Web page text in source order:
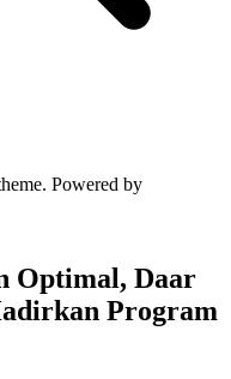
Powered by
Optimal, Daar
Program